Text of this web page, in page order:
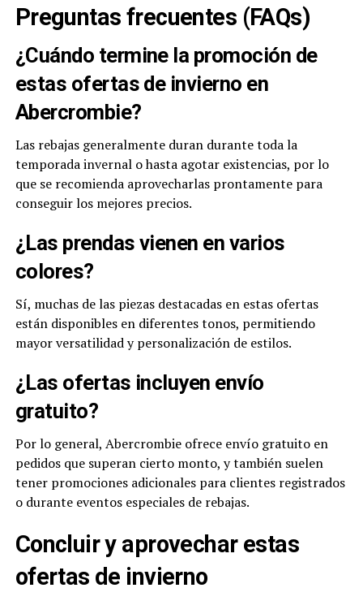
Preguntas frecuentes (FAQs)
¿Cuándo termine la promoción de
estas ofertas de invierno en
Abercrombie?
Las rebajas generalmente duran durante toda la
temporada invernal o hasta agotar existencias, por lo
que se recomienda aprovecharlas prontamente para
conseguir los mejores precios.
¿Las prendas vienen en varios
colores?
Sí, muchas de las piezas destacadas en estas ofertas
están disponibles en diferentes tonos, permitiendo
mayor versatilidad y personalización de estilos.
¿Las ofertas incluyen envío
gratuito?
Por lo general, Abercrombie ofrece envío gratuito en
pedidos que superan cierto monto, y también suelen
tener promociones adicionales para clientes registrados
o durante eventos especiales de rebajas.
Concluir y aprovechar estas
ofertas de invierno